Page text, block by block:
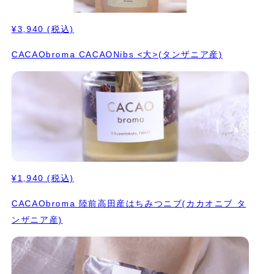
¥3,940 (税込)
CACAObroma CACAONibs <大>(タンザニア産)
¥1,940 (税込)
CACAObroma 陸前高田産はちみつニブ(カカオニブ タ
ンザニア産)